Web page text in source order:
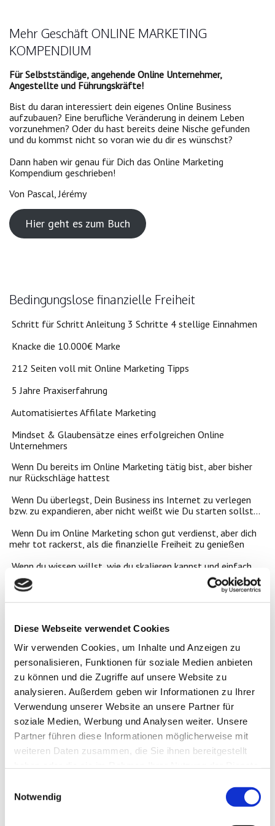
Diese Webseite verwendet Cookies
Wir verwenden Cookies, um Inhalte und Anzeigen zu
personalisieren, Funktionen für soziale Medien anbieten
zu können und die Zugriffe auf unsere Website zu
analysieren. Außerdem geben wir Informationen zu Ihrer
Verwendung unserer Website an unsere Partner für
soziale Medien, Werbung und Analysen weiter. Unsere
Partner führen diese Informationen möglicherweise mit
weiteren Daten zusammen, die Sie ihnen bereitgestellt
Notwendig
Mehr Geschäft ONLINE MARKETING
KOMPENDIUM
Für Selbstständige, angehende Online Unternehmer,
Angestellte und Führungskräfte!
Bist du daran interessiert dein eigenes Online Business
aufzubauen? Eine berufliche Veränderung in deinem Leben
vorzunehmen? Oder du hast bereits deine Nische gefunden
und du kommst nicht so voran wie du dir es wünschst?
Dann haben wir genau für Dich das Online Marketing
Kompendium geschrieben!
Von Pascal, Jérémy
Hier geht es zum Buch
Bedingungslose finanzielle Freiheit
Schritt für Schritt Anleitung 3 Schritte 4 stellige Einnahmen
Knacke die 10.000€ Marke
212 Seiten voll mit Online Marketing Tipps
5 Jahre Praxiserfahrung
Automatisiertes Affilate Marketing
Mindset & Glaubensätze eines erfolgreichen Online
Unternehmers
Wenn Du bereits im Online Marketing tätig bist, aber bisher
nur Rückschläge hattest
Wenn Du überlegst, Dein Business ins Internet zu verlegen
bzw. zu expandieren, aber nicht weißt wie Du starten sollst…
Wenn Du im Online Marketing schon gut verdienst, aber dich
mehr tot rackerst, als die finanzielle Freiheit zu genießen
Wenn du wissen willst, wie du skalieren kannst und einfach
mal 10x mehr Umsätze generierst
Hier geht es zum Buch
Affiliate Marketing Kickstart
Wir möchten damit ein Zeichen gegen die irreführenden
„Schnell-Reich-Systeme“ setzten die auf dem Markt teilweise
zu dubiosen Preisen angeboten werden. Die Menschen werden
dabei gezielt in die Irre geführt und ganz bewusst in einen
Systeme“ angeboten, die jedoch genau das Gegenteil
bewirken, um möglichst immer mehr und mehr davon